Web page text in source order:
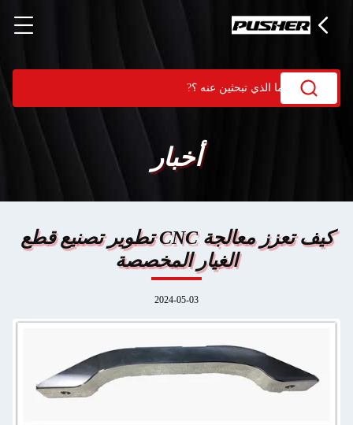
أخبار
كيف تعزز معالجة CNC تطوير تصنيع قطع
الغيار المخصصة
2024-05-03